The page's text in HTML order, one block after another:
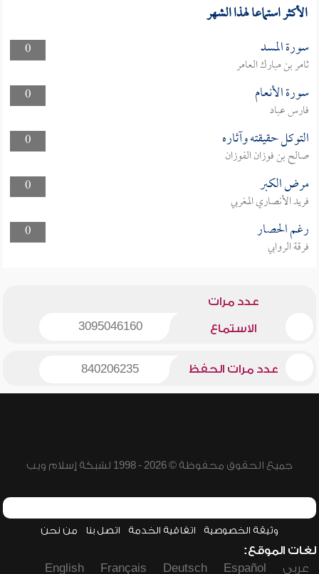
الأكثر استماعا لهذا الشهر
0 سورة المسد
ثامر بن مبارك العامر
0
سورة الأنعام
فارس عباد
0
التوكل حقيقته وآثاره
صالح بن فوزان الفوزان
0
مرض الكبر
فريد الأنصاري المغربي
0
رغم الحصار
فرقة الروابي
عدد مرات
الاستماع 3095046160
عدد مرات الحفظ 840206235
جميع الحقوق محفوظة © 2026 - 1998 لشبكة إسلام ويب
وثيقة الخصوصية اتفاقية الخدمة اتصل بنا من نحن
لغات الموقع:
عربي
Español
Deutsch
Français
English